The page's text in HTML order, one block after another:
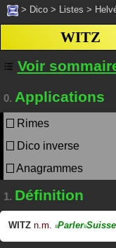
> Dico > Listes >
WITZ
Voir
0. Applications
Rimes
Dico inverse
Anagrammes
1. Définition
WITZ n.m. #Parler#Suisse